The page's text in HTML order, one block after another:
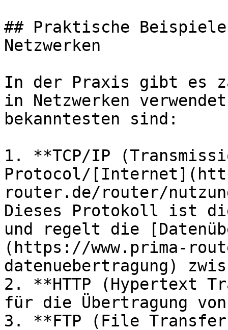
## Praktische
Netzwerken
In der Praxis gibt es
in Netzwerken
bekanntesten sind:
1. **TCP/IP
Protocol/
router.de/router/
Dieses Protokoll ist
und regelt die
(https://www.prima-
datenuebertragung)
2. **HTTP (Hypertext
für die Übertragung
3. **FTP (File